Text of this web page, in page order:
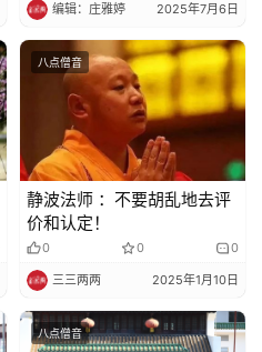
编辑：庄雅婷 2025年7月6日
八点僧音
静波法师 ：不要胡乱地去评
价和认定！
0 0 0
三三两两 2025年1月10日
八点僧音